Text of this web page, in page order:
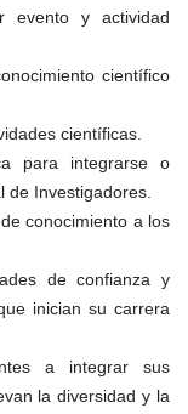
evento y actividad
científico
científicas.
para integrarse o
de Investigadores.
conocimiento a los
de confianza y
inician su carrera
a integrar sus
la diversidad y la